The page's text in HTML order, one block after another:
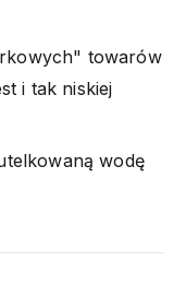
towarów
i tak niskiej
wodę